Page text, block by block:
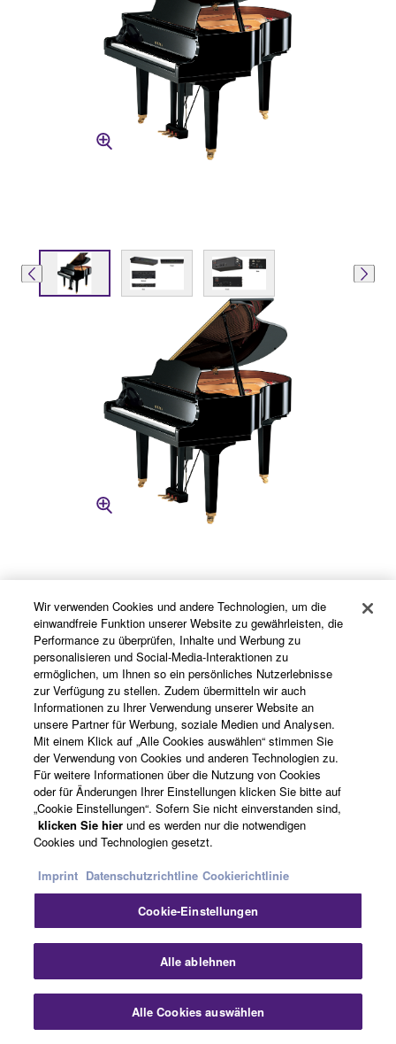
Wir verwenden Cookies und andere Technologien, um die
einwandfreie Funktion unserer Website zu gewährleisten, die
Performance zu überprüfen, Inhalte und Werbung zu
personalisieren und Social-Media-Interaktionen zu
ermöglichen, um Ihnen so ein persönliches Nutzerlebnisse
zur Verfügung zu stellen. Zudem übermitteln wir auch
Informationen zu Ihrer Verwendung unserer Website an
unsere Partner für Werbung, soziale Medien und Analysen.
Mit einem Klick auf „Alle Cookies auswählen“ stimmen Sie
der Verwendung von Cookies und anderen Technologien zu.
Für weitere Informationen über die Nutzung von Cookies
oder für Änderungen Ihrer Einstellungen klicken Sie bitte auf
„Cookie Einstellungen“. Sofern Sie nicht einverstanden sind,
klicken Sie hier und es werden nur die notwendigen
Cookies und Technologien gesetzt.
Imprint Datenschutzrichtline Cookierichtlinie
Cookie-Einstellungen
Alle ablehnen
Alle Cookies auswählen